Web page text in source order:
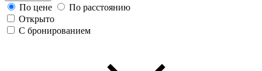
По цене
По расстоянию
Открыто
С бронированием